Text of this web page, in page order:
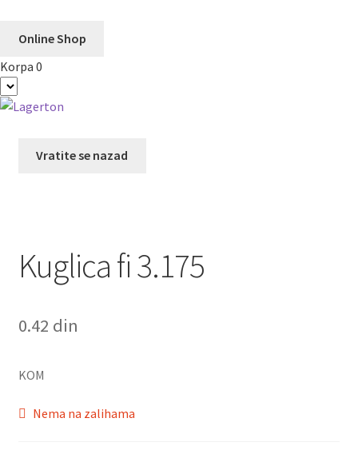
Online Shop
Korpa 0
Vratite se nazad
Kuglica fi 3.175
0.42 din
KOM
Nema na zalihama